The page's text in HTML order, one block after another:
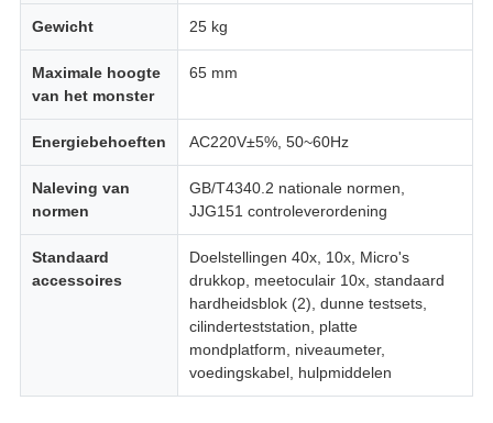
Gewicht 25 kg
Maximale hoogte
van het monster
65 mm
Energiebehoeften AC220V±5%, 50~60Hz
Naleving van
normen
GB/T4340.2 nationale normen,
JJG151 controleverordening
Standaard
accessoires
Doelstellingen 40x, 10x, Micro's
drukkop, meetoculair 10x, standaard
hardheidsblok (2), dunne testsets,
cilinderteststation, platte
mondplatform, niveaumeter,
voedingskabel, hulpmiddelen